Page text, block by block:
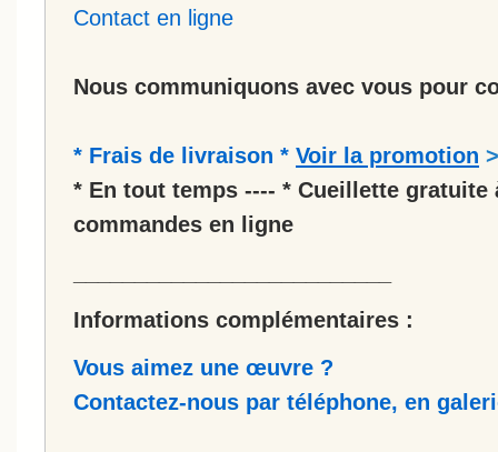
Contact en ligne
Nous communiquons avec vous pour
* Frais de livraison * Voir la promotion >
* En tout temps ---- * Cueillette gratuite
commandes en ligne
Informations complémentaires :
Vous aimez une œuvre ?
Contactez-nous par téléphone, en